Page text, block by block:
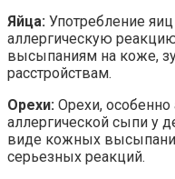
Яйца: Употребление
аллергическую
высыпаниям на коже,
расстройствам.
Орехи: Орехи, особенно
аллергической сыпи у
виде кожных
серьезных реакций.